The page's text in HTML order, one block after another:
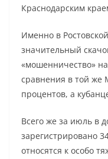
Краснодарским
Именно в
значительный
«мошенничество»
сравнения в той же
процентов, а
Всего же за июль в
зарегистрировано
относятся к особо